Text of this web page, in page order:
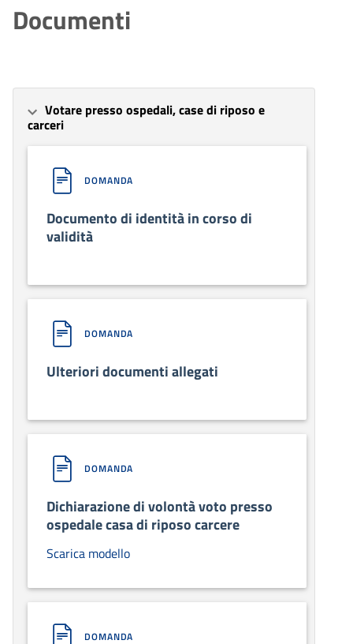
Documenti
Votare presso ospedali, case di riposo e
carceri
DOMANDA
Documento di identità in corso di
validità
DOMANDA
Ulteriori documenti allegati
DOMANDA
Dichiarazione di volontà voto presso
ospedale casa di riposo carcere
Scarica modello
DOMANDA